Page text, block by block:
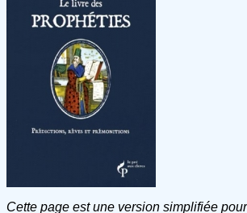
Cette page est une version simplifiée